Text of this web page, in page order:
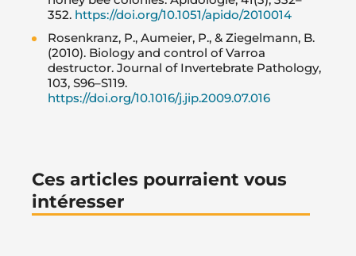
352. https://doi.org/10.1051/apido/2010014
Rosenkranz, P., Aumeier, P., & Ziegelmann, B.
(2010). Biology and control of Varroa
destructor. Journal of Invertebrate Pathology,
103, S96–S119.
https://doi.org/10.1016/j.jip.2009.07.016
Ces articles pourraient vous
intéresser